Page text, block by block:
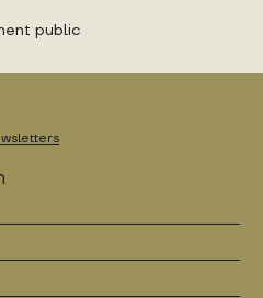
public